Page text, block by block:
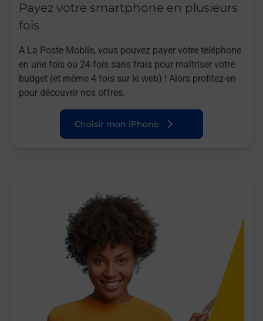
Payez votre smartphone en plusieurs
fois
A La Poste Mobile, vous pouvez payer votre téléphone
en une fois ou 24 fois sans frais pour maîtriser votre
budget (et même 4 fois sur le web) ! Alors profitez-en
pour découvrir nos offres.
Choisir mon iPhone